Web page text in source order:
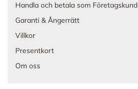
Handla och betala som Företagskund
Garanti & Ångerrätt
Villkor
Presentkort
Om oss